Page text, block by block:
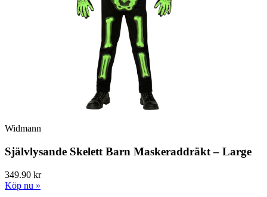
Widmann
Självlysande Skelett Barn Maskeraddräkt – Large
349.90 kr
Köp nu »